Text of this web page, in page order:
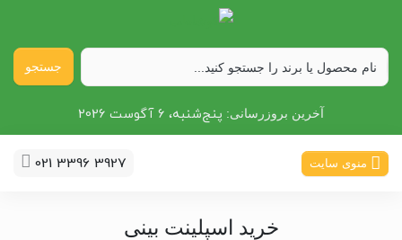
جستجو
آخرین بروزرسانی: پنج‌شنبه، 6 آگوست 2026
منوی سایت 021 3396 3927
خرید اسپلینت بینی